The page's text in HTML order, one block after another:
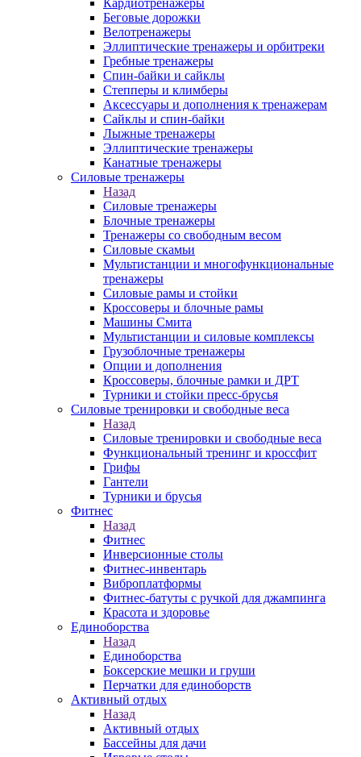
Кардиотренажеры
Беговые дорожки
Велотренажеры
Эллиптические тренажеры и орбитреки
Гребные тренажеры
Спин-байки и сайклы
Степперы и климберы
Аксессуары и дополнения к тренажерам
Сайклы и спин-байки
Лыжные тренажеры
Эллиптические тренажеры
Канатные тренажеры
Силовые тренажеры
Назад
Силовые тренажеры
Блочные тренажеры
Тренажеры со свободным весом
Силовые скамьи
Мультистанции и многофункциональные
тренажеры
Силовые рамы и стойки
Кроссоверы и блочные рамы
Машины Смита
Мультистанции и силовые комплексы
Грузоблочные тренажеры
Опции и дополнения
Кроссоверы, блочные рамки и ДРТ
Турники и стойки пресс-брусья
Силовые тренировки и свободные веса
Назад
Силовые тренировки и свободные веса
Функциональный тренинг и кроссфит
Грифы
Гантели
Турники и брусья
Фитнес
Назад
Фитнес
Инверсионные столы
Фитнес-инвентарь
Виброплатформы
Фитнес-батуты с ручкой для джампинга
Красота и здоровье
Единоборства
Назад
Единоборства
Боксерские мешки и груши
Перчатки для единоборств
Активный отдых
Назад
Активный отдых
Бассейны для дачи